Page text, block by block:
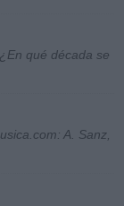
qué década se
A. Sanz,